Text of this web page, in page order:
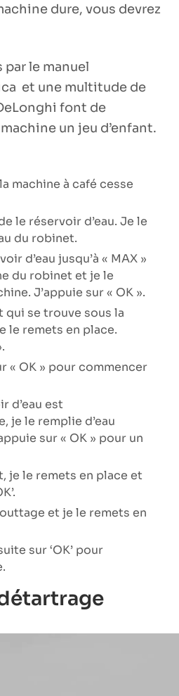
dure, vous devrez
le manuel
et une multitude de
font de
un jeu d’enfant.
machine à café cesse
le réservoir d’eau. Je le
du robinet.
d’eau jusqu’à « MAX »
du robinet et je le
J’appuie sur « OK ».
se trouve sous la
le remets en place.
« OK » pour commencer
d’eau est
je le remplie d’eau
sur « OK » pour un
je le remets en place et
et je le remets en
sur ‘OK’ pour